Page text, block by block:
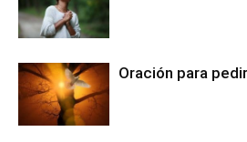
Oración para